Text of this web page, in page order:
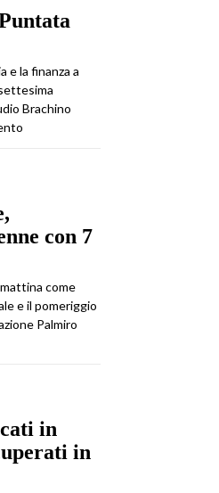
e la finanza a
Brachino
con 7
come
e il pomeriggio
Palmiro
in
in